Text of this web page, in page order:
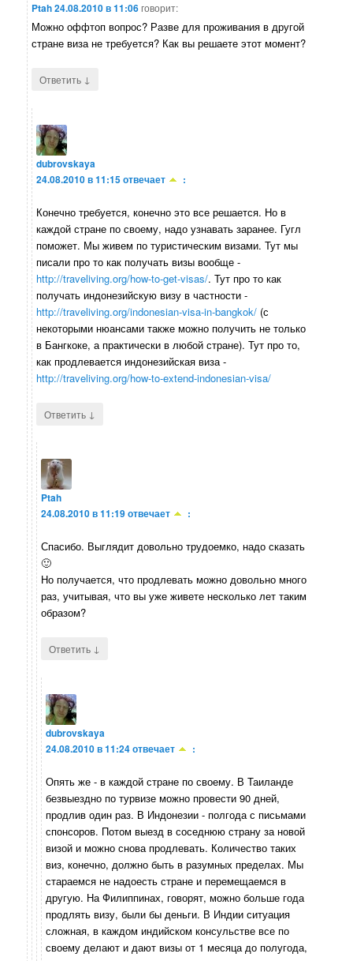
Ptah24.08.2010 в 11:06говорит:
Можно оффтоп вопрос? Разве для проживания в другой
стране виза не требуется? Как вы решаете этот момент?
Ответить ↓
dubrovskaya
24.08.2010 в 11:15отвечает :
Конечно требуется, конечно это все решается. Но в
каждой стране по своему, надо узнавать заранее. Гугл
поможет. Мы живем по туристическим визами. Тут мы
писали про то как получать визы вообще -
http://traveliving.org/how-to-get-visas/. Тут про то как
получать индонезийскую визу в частности -
http://traveliving.org/indonesian-visa-in-bangkok/ (с
некоторыми нюансами также можно получить не только
в Бангкоке, а практически в любой стране). Тут про то,
как продлевается индонезийская виза -
http://traveliving.org/how-to-extend-indonesian-visa/
Ответить ↓
Ptah
24.08.2010 в 11:19отвечает :
Спасибо. Выглядит довольно трудоемко, надо сказать
🙂
Но получается, что продлевать можно довольно много
раз, учитывая, что вы уже живете несколько лет таким
образом?
Ответить ↓
dubrovskaya
24.08.2010 в 11:24отвечает :
Опять же - в каждой стране по своему. В Таиланде
безвыездно по турвизе можно провести 90 дней,
продлив один раз. В Индонезии - полгода с письмами
спонсоров. Потом выезд в соседнюю страну за новой
визой и можно снова продлевать. Количество таких
виз, конечно, должно быть в разумных пределах. Мы
стараемся не надоесть стране и перемещаемся в
другую. На Филиппинах, говорят, можно больше года
продлять визу, были бы деньги. В Индии ситуация
сложная, в каждом индийском консульстве все по
своему делают и дают визы от 1 месяца до полугода,